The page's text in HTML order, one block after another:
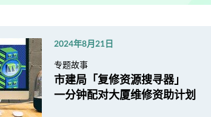
2024年8月21日
专题故事
市建局「复修资源搜寻器」
一分钟配对大厦维修资助计划